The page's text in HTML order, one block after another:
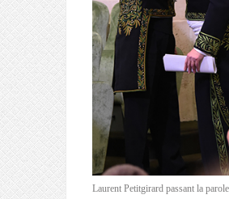
Laurent Petitgirard passant la